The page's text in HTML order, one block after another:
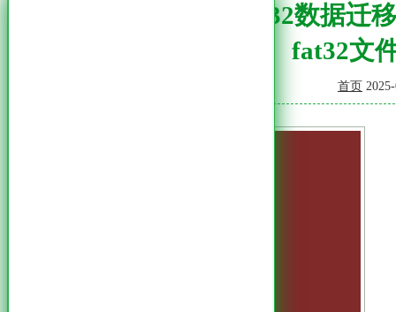
FAT32数据迁
fat32文
首页